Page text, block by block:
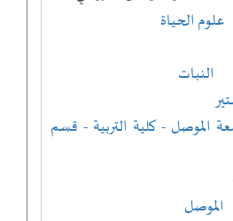
علوم الحياة
النبات
الموصل - كلية التربية - قسم
الموصل